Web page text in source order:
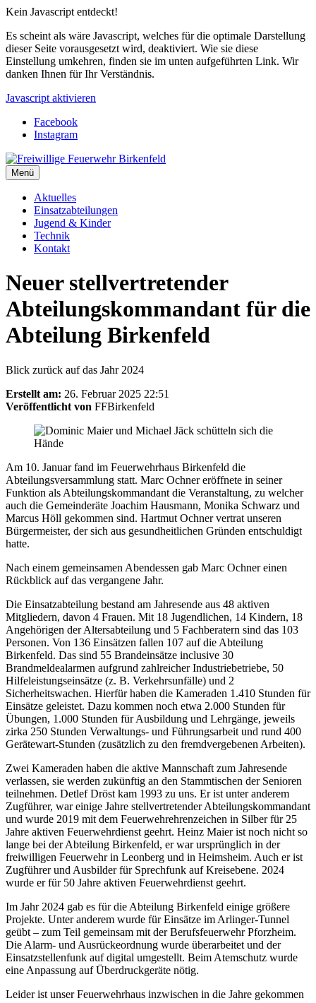
Kein Javascript entdeckt!
Es scheint als wäre Javascript, welches für die optimale Darstellung
dieser Seite vorausgesetzt wird, deaktiviert. Wie sie diese
Einstellung umkehren, finden sie im unten aufgeführten Link. Wir
danken Ihnen für Ihr Verständnis.
Javascript aktivieren
Facebook
Instagram
Menü
Aktuelles
Einsatzabteilungen
Jugend & Kinder
Technik
Kontakt
Neuer stellvertretender
Abteilungskommandant für die
Abteilung Birkenfeld
Blick zurück auf das Jahr 2024
Erstellt am: 26. Februar 2025 22:51
Veröffentlicht von FFBirkenfeld
Am 10. Januar fand im Feuerwehrhaus Birkenfeld die
Abteilungsversammlung statt. Marc Ochner eröffnete in seiner
Funktion als Abteilungskommandant die Veranstaltung, zu welcher
auch die Gemeinderäte Joachim Hausmann, Monika Schwarz und
Marcus Höll gekommen sind. Hartmut Ochner vertrat unseren
Bürgermeister, der sich aus gesundheitlichen Gründen entschuldigt
hatte.
Nach einem gemeinsamen Abendessen gab Marc Ochner einen
Rückblick auf das vergangene Jahr.
Die Einsatzabteilung bestand am Jahresende aus 48 aktiven
Mitgliedern, davon 4 Frauen. Mit 18 Jugendlichen, 14 Kindern, 18
Angehörigen der Altersabteilung und 5 Fachberatern sind das 103
Personen. Von 136 Einsätzen fallen 107 auf die Abteilung
Birkenfeld. Das sind 55 Brandeinsätze inclusive 30
Brandmeldealarmen aufgrund zahlreicher Industriebetriebe, 50
Hilfeleistungseinsätze (z. B. Verkehrsunfälle) und 2
Sicherheitswachen. Hierfür haben die Kameraden 1.410 Stunden für
Einsätze geleistet. Dazu kommen noch etwa 2.000 Stunden für
Übungen, 1.000 Stunden für Ausbildung und Lehrgänge, jeweils
zirka 250 Stunden Verwaltungs- und Führungsarbeit und rund 400
Gerätewart-Stunden (zusätzlich zu den fremdvergebenen Arbeiten).
Zwei Kameraden haben die aktive Mannschaft zum Jahresende
verlassen, sie werden zukünftig an den Stammtischen der Senioren
teilnehmen. Detlef Dröst kam 1993 zu uns. Er ist unter anderem
Zugführer, war einige Jahre stellvertretender Abteilungskommandant
und wurde 2019 mit dem Feuerwehrehrenzeichen in Silber für 25
Jahre aktiven Feuerwehrdienst geehrt. Heinz Maier ist noch nicht so
lange bei der Abteilung Birkenfeld, er war ursprünglich in der
freiwilligen Feuerwehr in Leonberg und in Heimsheim. Auch er ist
Zugführer und Ausbilder für Sprechfunk auf Kreisebene. 2024
wurde er für 50 Jahre aktiven Feuerwehrdienst geehrt.
Im Jahr 2024 gab es für die Abteilung Birkenfeld einige größere
Projekte. Unter anderem wurde für Einsätze im Arlinger-Tunnel
geübt – zum Teil gemeinsam mit der Berufsfeuerwehr Pforzheim.
Die Alarm- und Ausrückeordnung wurde überarbeitet und der
Einsatzstellenfunk auf digital umgestellt. Beim Atemschutz wurde
eine Anpassung auf Überdruckgeräte nötig.
Leider ist unser Feuerwehrhaus inzwischen in die Jahre gekommen